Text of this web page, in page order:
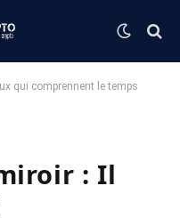
qui comprennent le temps
: Il